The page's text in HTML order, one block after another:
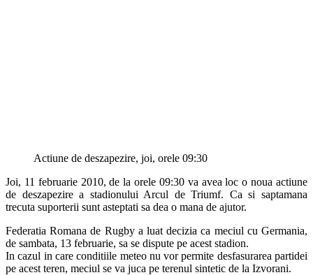
Actiune de deszapezire, joi, orele 09:30
Joi, 11 februarie 2010, de la orele 09:30 va avea loc o noua actiune
de deszapezire a stadionului Arcul de Triumf. Ca si saptamana
trecuta suporterii sunt asteptati sa dea o mana de ajutor.
Federatia Romana de Rugby a luat decizia ca meciul cu Germania,
de sambata, 13 februarie, sa se dispute pe acest stadion.
In cazul in care conditiile meteo nu vor permite desfasurarea partidei
pe acest teren, meciul se va juca pe terenul sintetic de la Izvorani.